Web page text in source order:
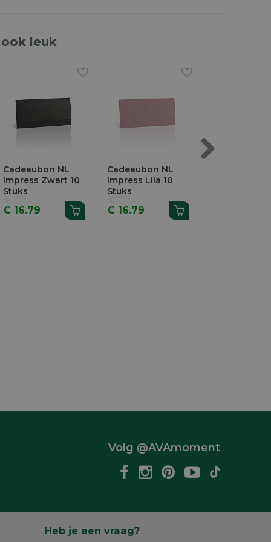
leuk
Cadeaubon NL
Impress Zwart 10
Stuks
€ 16.79
Cadeaubon NL
Impress Lila 10
Stuks
€ 16.79
Volg @AVAmoment
Heb je een vraag?